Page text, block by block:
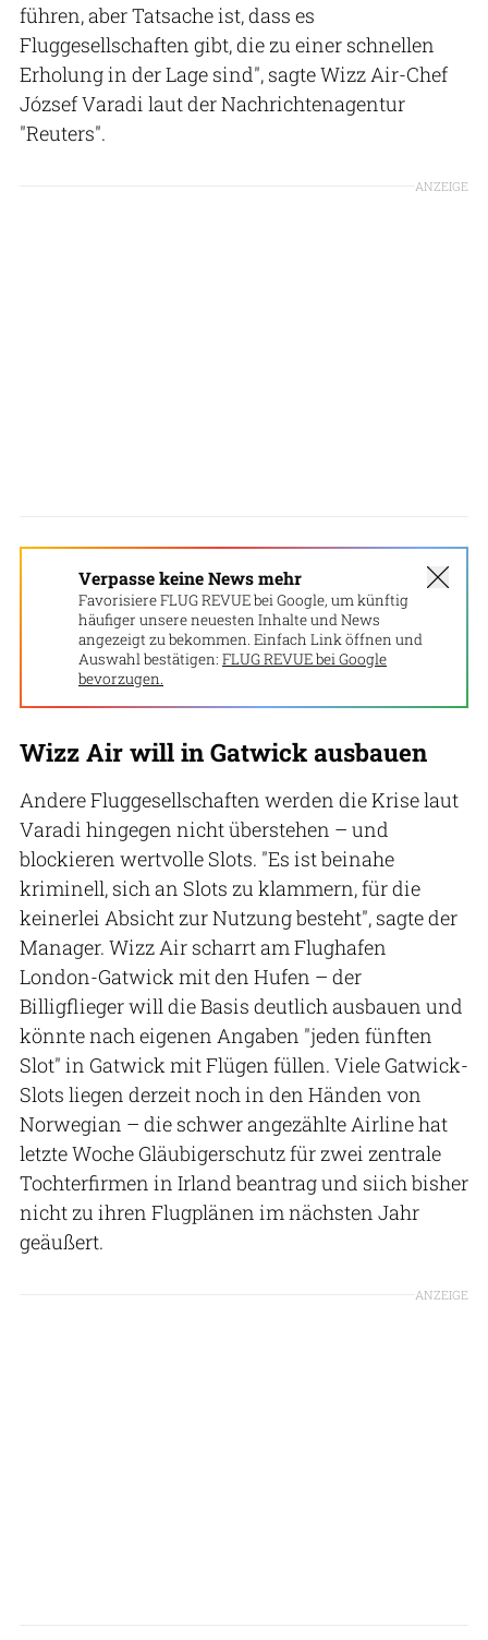
führen, aber Tatsache ist, dass es
Fluggesellschaften gibt, die zu einer schnellen
Erholung in der Lage sind", sagte Wizz Air-Chef
József Varadi laut der Nachrichtenagentur
"Reuters".
ANZEIGE
Verpasse keine News mehr
Favorisiere FLUG REVUE bei Google, um künftig
häufiger unsere neuesten Inhalte und News
angezeigt zu bekommen. Einfach Link öffnen und
Auswahl bestätigen: FLUG REVUE bei Google
bevorzugen.
Wizz Air will in Gatwick ausbauen
Andere Fluggesellschaften werden die Krise laut
Varadi hingegen nicht überstehen – und
blockieren wertvolle Slots. "Es ist beinahe
kriminell, sich an Slots zu klammern, für die
keinerlei Absicht zur Nutzung besteht", sagte der
Manager. Wizz Air scharrt am Flughafen
London-Gatwick mit den Hufen – der
Billigflieger will die Basis deutlich ausbauen und
könnte nach eigenen Angaben "jeden fünften
Slot" in Gatwick mit Flügen füllen. Viele Gatwick-
Slots liegen derzeit noch in den Händen von
Norwegian – die schwer angezählte Airline hat
letzte Woche Gläubigerschutz für zwei zentrale
Tochterfirmen in Irland beantrag und siich bisher
nicht zu ihren Flugplänen im nächsten Jahr
geäußert.
ANZEIGE